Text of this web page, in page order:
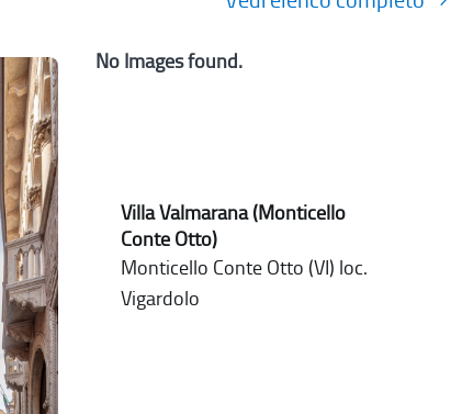
No Images found.
Villa Valmarana (Monticello
Conte Otto)
Monticello Conte Otto (VI) loc.
Vigardolo